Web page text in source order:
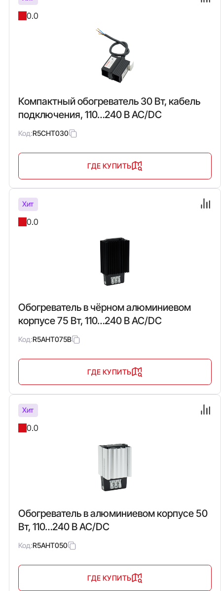
0.0
Компактный обогреватель 30 Вт, кабель
подключения, 110…240 В AC/DC
Код:R5CHT030
ГДЕ КУПИТЬ
Хит
0.0
Обогреватель в чёрном алюминиевом
корпусе 75 Вт, 110…240 В AC/DC
Код:R5AHT075B
ГДЕ КУПИТЬ
Хит
0.0
Обогреватель в алюминиевом корпусе 50
Вт, 110…240 В AC/DC
Код:R5AHT050
ГДЕ КУПИТЬ